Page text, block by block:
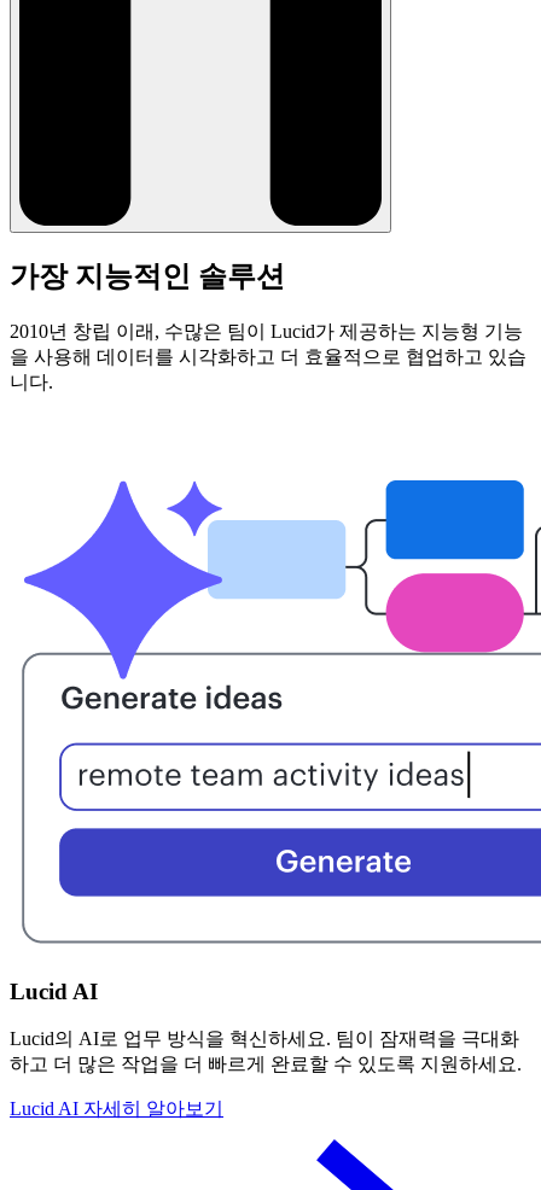
가장 지능적인 솔루션
2010년 창립 이래, 수많은 팀이 Lucid가 제공하는 지능형 기능
을 사용해 데이터를 시각화하고 더 효율적으로 협업하고 있습
니다.
Lucid AI
Lucid의 AI로 업무 방식을 혁신하세요. 팀이 잠재력을 극대화
하고 더 많은 작업을 더 빠르게 완료할 수 있도록 지원하세요.
Lucid AI 자세히 알아보기